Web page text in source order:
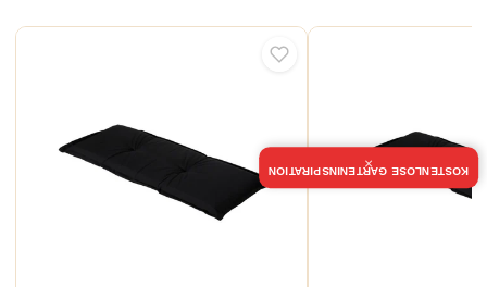
KOSTENLOSE GARTENINSPIRATION
×